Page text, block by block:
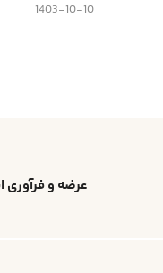
1403-10-10
عرضه و فرآوری